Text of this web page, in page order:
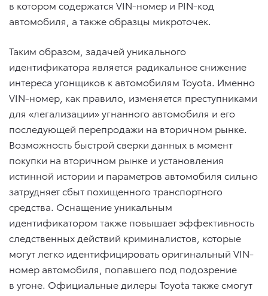
в котором содержатся VIN-номер и PIN-код
автомобиля, а также образцы микроточек.
Таким образом, задачей уникального
идентификатора является радикальное снижение
интереса угонщиков к автомобилям Toyota. Именно
VIN-номер, как правило, изменяется преступниками
для «легализации» угнанного автомобиля и его
последующей перепродажи на вторичном рынке.
Возможность быстрой сверки данных в момент
покупки на вторичном рынке и установления
истинной истории и параметров автомобиля сильно
затрудняет сбыт похищенного транспортного
средства. Оснащение уникальным
идентификатором также повышает эффективность
следственных действий криминалистов, которые
могут легко идентифицировать оригинальный VIN-
номер автомобиля, попавшего под подозрение
в угоне. Официальные дилеры Toyota также смогут